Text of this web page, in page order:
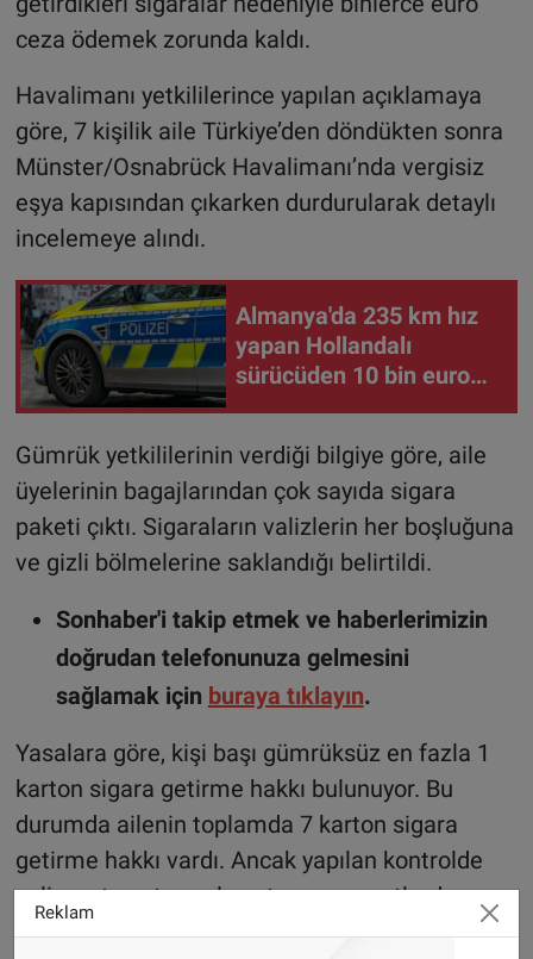
ceza ödemek zorunda kaldı.
Havalimanı yetkililerince yapılan açıklamaya
göre, 7 kişilik aile Türkiye’den döndükten sonra
Münster/Osnabrück Havalimanı’nda vergisiz
eşya kapısından çıkarken durdurularak detaylı
incelemeye alındı.
Almanya'da 235 km hız
yapan Hollandalı
sürücüden 10 bin euro
Gümrük yetkililerinin verdiği bilgiye göre, aile
üyelerinin bagajlarından çok sayıda sigara
paketi çıktı. Sigaraların valizlerin her boşluğuna
ve gizli bölmelerine saklandığı belirtildi.
Sonhaber'i takip etmek ve haberlerimizin
doğrudan telefonunuza gelmesini
sağlamak için buraya tıklayın.
Yasalara göre, kişi başı gümrüksüz en fazla 1
karton sigara getirme hakkı bulunuyor. Bu
durumda ailenin toplamda 7 karton sigara
getirme hakkı vardı. Ancak yapılan kontrolde
valiz, sırt çantası, el çantası ve poşetlerde
toplam 37 karton (yaklaşık 7.400 adet) sigara
Reklam